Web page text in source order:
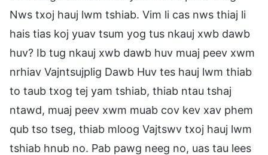
Nws txoj hauj lwm tshiab. Vim li cas nws thiaj li
hais tias koj yuav tsum yog tus nkauj xwb dawb
huv? Ib tug nkauj xwb dawb huv muaj peev xwm
nrhiav Vajntsujplig Dawb Huv tes hauj lwm thiab
to taub txog tej yam tshiab, thiab ntau tshaj
ntawd, muaj peev xwm muab cov kev xav phem
qub tso tseg, thiab mloog Vajtswv txoj hauj lwm
tshiab hnub no. Pab pawg neeg no, uas tau lees